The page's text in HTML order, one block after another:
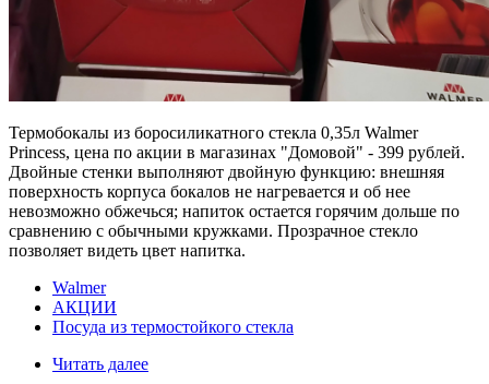
Термобокалы из боросиликатного стекла 0,35л Walmer
Princess, цена по акции в магазинах "Домовой" - 399 рублей.
Двойные стенки выполняют двойную функцию: внешняя
поверхность корпуса бокалов не нагревается и об нее
невозможно обжечься; напиток остается горячим дольше по
сравнению с обычными кружками. Прозрачное стекло
позволяет видеть цвет напитка.
Walmer
АКЦИИ
Посуда из термостойкого стекла
Читать далее